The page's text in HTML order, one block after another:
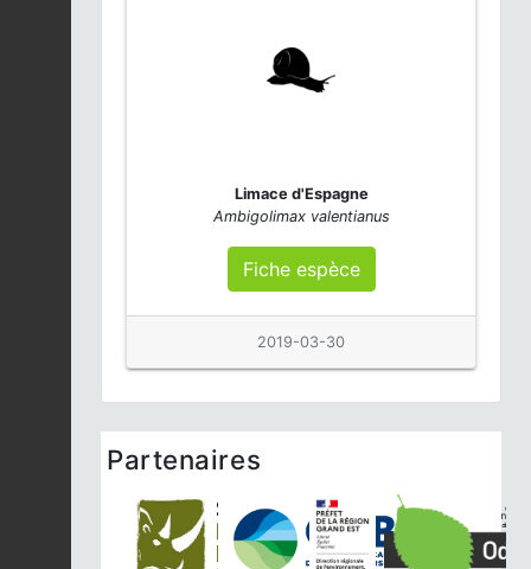
Limace d'Espagne
Ambigolimax valentianus
Fiche espèce
2019-03-30
Partenaires